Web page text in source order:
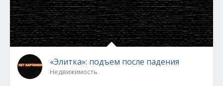
«Элитка»: подъем после падения
Недвижимость